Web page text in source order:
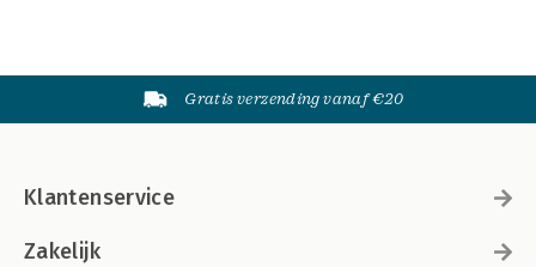
Gratis verzending vanaf €20
Klantenservice
Zakelijk